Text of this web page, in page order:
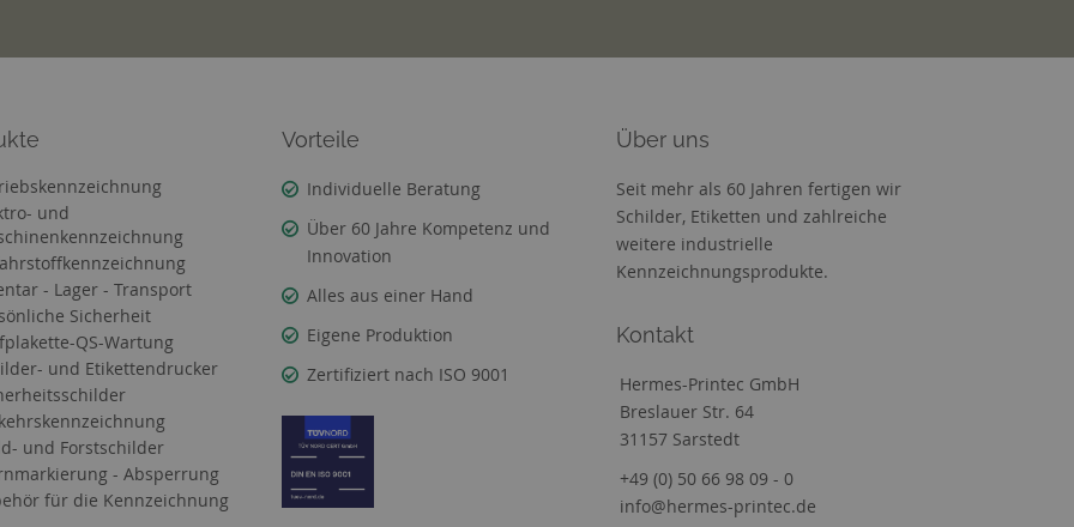
und
- Lager - Transport
Sicherheit
QS-Wartung
und Etikettendrucker
und Forstschilder
- Absperrung
für die Kennzeichnung
Vorteile
Individuelle Beratung
Über 60 Jahre Kompetenz und
Innovation
Alles aus einer Hand
Eigene Produktion
Zertifiziert nach ISO 9001
Über uns
Seit mehr als 60 Jahren fertigen wir
Schilder, Etiketten und zahlreiche
weitere industrielle
Kennzeichnungsprodukte.
Kontakt
Hermes-Printec GmbH
Breslauer Str. 64
31157 Sarstedt
+49 (0) 50 66 98 09 - 0
info@hermes-printec.de